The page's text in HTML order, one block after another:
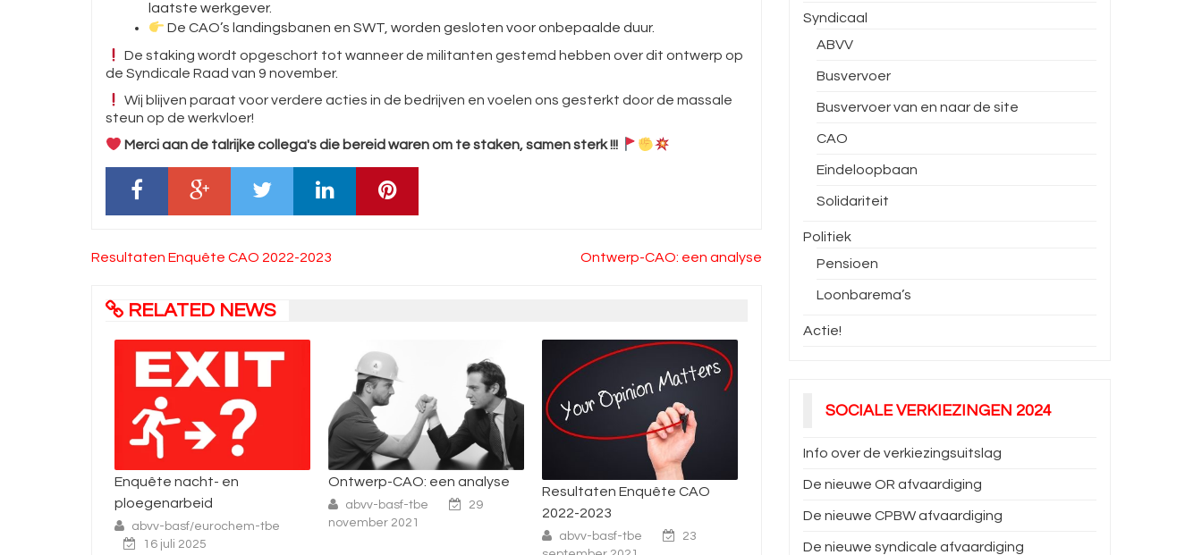
laatste werkgever.
De CAO’s landingsbanen en SWT, worden gesloten voor onbepaalde duur.
De staking wordt opgeschort tot wanneer de militanten gestemd hebben over dit ontwerp op
de Syndicale Raad van 9 november.
Wij blijven paraat voor verdere acties in de bedrijven en voelen ons gesterkt door de massale
steun op de werkvloer!
Merci aan de talrijke collega's die bereid waren om te staken, samen sterk !!!
Bericht
Resultaten Enquête CAO 2022-2023 Ontwerp-CAO: een analyse
RELATED NEWS
nacht- en
abvv-basf/eurochem-tbe
Ontwerp-CAO: een analyse
29
november 2021
Resultaten Enquête CAO
2022-2023
23
Nationale Staking toonde
onze kracht
abvv-basf-tbe
Ma 29/3: Nationale Staking
19 maart
2021
Syndicaal
ABVV
Busvervoer
Busvervoer van en naar de site
CAO
Eindeloopbaan
Solidariteit
Politiek
Pensioen
Loonbarema’s
Actie!
SOCIALE VERKIEZINGEN 2024
Info over de verkiezingsuitslag
De nieuwe OR afvaardiging
De nieuwe CPBW afvaardiging
De nieuwe syndicale afvaardiging